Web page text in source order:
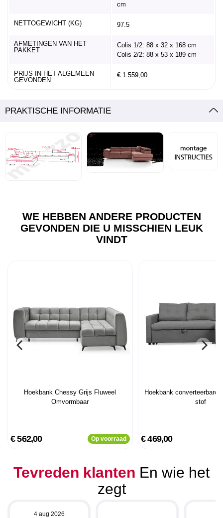
cm
NETTOGEWICHT (KG) 97.5
AFMETINGEN VAN HET
PAKKET
Colis 1/2: 88 x 32 x 168 cm
Colis 2/2: 88 x 53 x 189 cm
PRIJS IN HET ALGEMEEN
GEVONDEN
€ 1.559,00
PRAKTISCHE INFORMATIE
WE HEBBEN ANDERE PRODUCTEN
GEVONDEN DIE U MISSCHIEN LEUK
VINDT
Hoekbank Chessy Grijs Fluweel
Omvormbaar
€ 562,00 Op voorraad
Hoekbank converteerbare
stof
€ 469,00
Tevreden klanten En wie het
zegt
4 aug 2026